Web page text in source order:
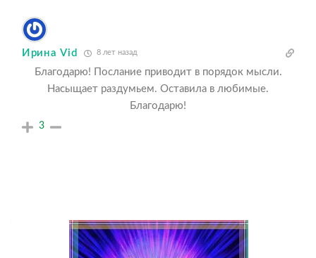
Ирина Vid 8 лет назад
Благодарю! Послание приводит в порядок мысли.
Насыщает раздумьем. Оставила в любимые.
Благодарю!
3